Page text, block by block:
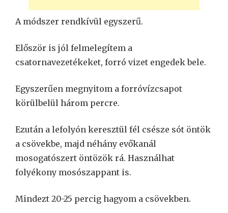
A módszer rendkívül egyszerű.
Először is jól felmelegítem a
csatornavezetékeket, forró vizet engedek bele.
Egyszerűen megnyitom a forróvízcsapot
körülbelül három percre.
Ezután a lefolyón keresztül fél csésze sót öntök
a csövekbe, majd néhány evőkanál
mosogatószert öntözök rá. Használhat
folyékony mosószappant is.
Mindezt 20-25 percig hagyom a csövekben.